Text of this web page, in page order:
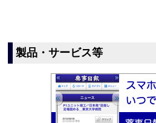
製品・サービス等